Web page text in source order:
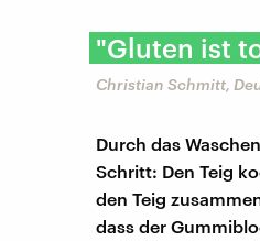
"Gluten ist
Christian Schmitt,
Durch das
Schritt: Den Teig
den Teig
dass der